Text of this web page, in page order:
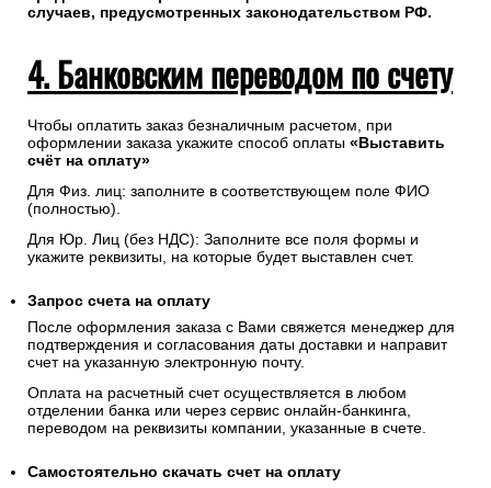
случаев, предусмотренных законодательством РФ.
4. Банковским переводом по счету
Чтобы оплатить заказ безналичным расчетом, при
оформлении заказа укажите способ оплаты «Выставить
счёт на оплату»
Для Физ. лиц: заполните в соответствующем поле ФИО
(полностью).
Для Юр. Лиц (без НДС): Заполните все поля формы и
укажите реквизиты, на которые будет выставлен счет.
Запрос счета на оплату
После оформления заказа с Вами свяжется менеджер для
подтверждения и согласования даты доставки и направит
счет на указанную электронную почту.
Оплата на расчетный счет осуществляется в любом
отделении банка или через сервис онлайн-банкинга,
переводом на реквизиты компании, указанные в счете.
Самостоятельно скачать счет на оплату